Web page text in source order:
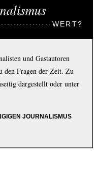
WERT?
und Gastautoren
Fragen der Zeit. Zu
dargestellt oder unter
JOURNALISMUS